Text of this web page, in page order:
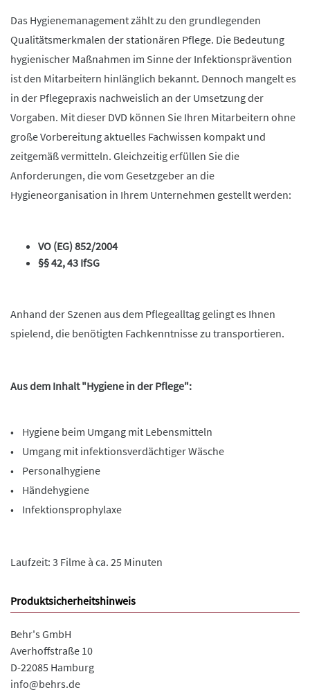
Das Hygienemanagement zählt zu den grundlegenden
Qualitätsmerkmalen der stationären Pflege. Die Bedeutung
hygienischer Maßnahmen im Sinne der Infektionsprävention
ist den Mitarbeitern hinlänglich bekannt. Dennoch mangelt es
in der Pflegepraxis nachweislich an der Umsetzung der
Vorgaben. Mit dieser DVD können Sie Ihren Mitarbeitern ohne
große Vorbereitung aktuelles Fachwissen kompakt und
zeitgemäß vermitteln. Gleichzeitig erfüllen Sie die
Anforderungen, die vom Gesetzgeber an die
Hygieneorganisation in Ihrem Unternehmen gestellt werden:
VO (EG) 852/2004
§§ 42, 43 IfSG
Anhand der Szenen aus dem Pflegealltag gelingt es Ihnen
spielend, die benötigten Fachkenntnisse zu transportieren.
Aus dem Inhalt "Hygiene in der Pflege":
• Hygiene beim Umgang mit Lebensmitteln
• Umgang mit infektionsverdächtiger Wäsche
• Personalhygiene
• Händehygiene
• Infektionsprophylaxe
Laufzeit: 3 Filme à ca. 25 Minuten
Produktsicherheitshinweis
Behr's GmbH
Averhoffstraße 10
D-22085 Hamburg
info@behrs.de